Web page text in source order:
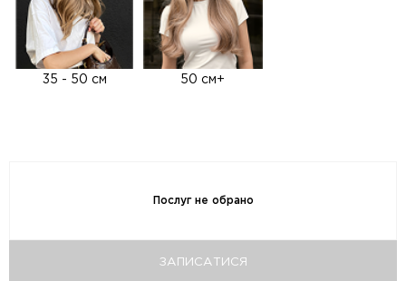
35 - 50 см 50 см+
Послуг не обрано
ЗАПИСАТИСЯ